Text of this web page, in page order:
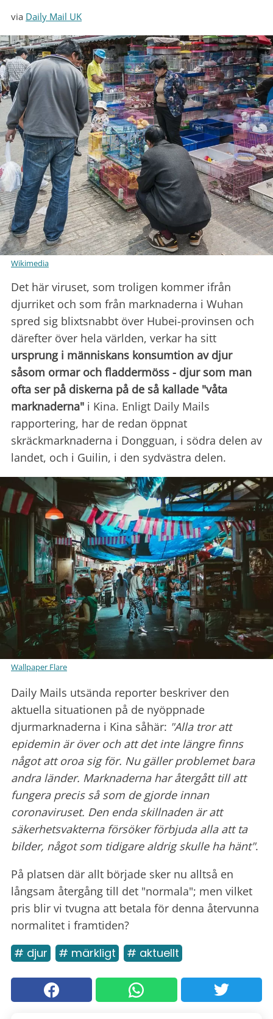
via Daily Mail UK
Wikimedia
Det här viruset, som troligen kommer ifrån
djurriket och som från marknaderna i Wuhan
spred sig blixtsnabbt över Hubei-provinsen och
därefter över hela världen, verkar ha sitt
ursprung i människans konsumtion av djur
såsom ormar och fladdermöss - djur som man
ofta ser på diskerna på de så kallade "våta
marknaderna" i Kina. Enligt Daily Mails
rapportering, har de redan öppnat
skräckmarknaderna i Dongguan, i södra delen av
landet, och i Guilin, i den sydvästra delen.
Wallpaper Flare
Daily Mails utsända reporter beskriver den
aktuella situationen på de nyöppnade
djurmarknaderna i Kina såhär: "Alla tror att
epidemin är över och att det inte längre finns
något att oroa sig för. Nu gäller problemet bara
andra länder. Marknaderna har återgått till att
fungera precis så som de gjorde innan
coronaviruset. Den enda skillnaden är att
säkerhetsvakterna försöker förbjuda alla att ta
bilder, något som tidigare aldrig skulle ha hänt".
På platsen där allt började sker nu alltså en
långsam återgång till det "normala"; men vilket
pris blir vi tvugna att betala för denna återvunna
normalitet i framtiden?
# djur # märkligt # aktuellt